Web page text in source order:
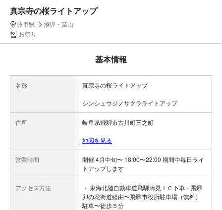
真宗寺の桜ライトアップ
岐阜県
飛騨・高山
お祭り
基本情報
名称 真宗寺の桜ライトアップ
シンシュウジノサクラライトアップ
住所 岐阜県飛騨市古川町三之町
地図を見る
営業時間
開催 4月中旬〜 18:00〜22:00 期間中毎日ライ
トアップします
アクセス方法
・ 東海北陸自動車道飛騨清見ＩＣ下車・飛騨
卯の花街道経由〜飛騨市役所駐車場（無料）
駐車〜徒歩５分